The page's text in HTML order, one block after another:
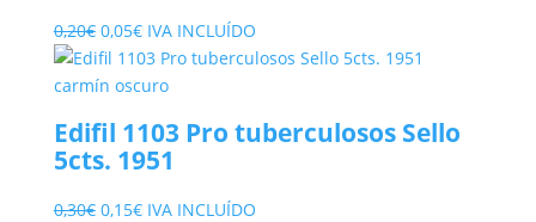
0,20€ El
precio
original
0,20€.
0,05€El
precio
actual
0,05€.
IVA INCLUÍDO
Edifil 1103 Pro tuberculosos Sello
5cts. 1951
0,30€ El
0,15€ElIVA INCLUÍDO